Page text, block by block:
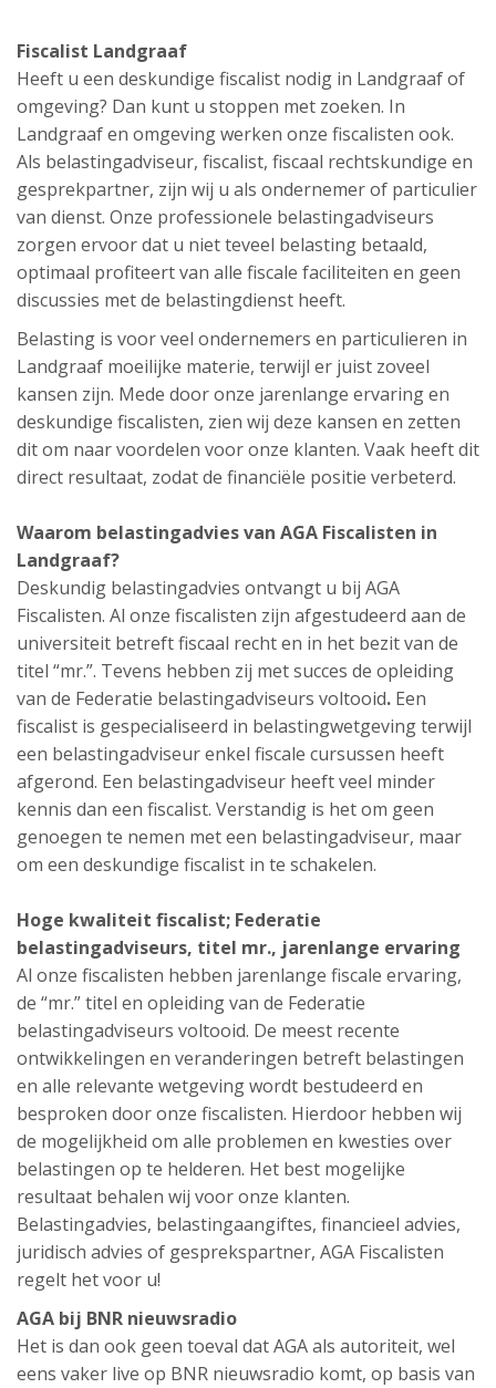
Fiscalist Landgraaf
Heeft u een deskundige fiscalist nodig in Landgraaf of
omgeving? Dan kunt u stoppen met zoeken. In
Landgraaf en omgeving werken onze fiscalisten ook.
Als belastingadviseur, fiscalist, fiscaal rechtskundige en
gesprekpartner, zijn wij u als ondernemer of particulier
van dienst. Onze professionele belastingadviseurs
zorgen ervoor dat u niet teveel belasting betaald,
optimaal profiteert van alle fiscale faciliteiten en geen
discussies met de belastingdienst heeft.
Belasting is voor veel ondernemers en particulieren in
Landgraaf moeilijke materie, terwijl er juist zoveel
kansen zijn. Mede door onze jarenlange ervaring en
deskundige fiscalisten, zien wij deze kansen en zetten
dit om naar voordelen voor onze klanten. Vaak heeft dit
direct resultaat, zodat de financiële positie verbeterd.
Waarom belastingadvies van AGA Fiscalisten in
Landgraaf?
Deskundig belastingadvies ontvangt u bij AGA
Fiscalisten. Al onze fiscalisten zijn afgestudeerd aan de
universiteit betreft fiscaal recht en in het bezit van de
titel “mr.”. Tevens hebben zij met succes de opleiding
van de Federatie belastingadviseurs voltooid. Een
fiscalist is gespecialiseerd in belastingwetgeving terwijl
een belastingadviseur enkel fiscale cursussen heeft
afgerond. Een belastingadviseur heeft veel minder
kennis dan een fiscalist. Verstandig is het om geen
genoegen te nemen met een belastingadviseur, maar
om een deskundige fiscalist in te schakelen.
Hoge kwaliteit fiscalist; Federatie
belastingadviseurs, titel mr., jarenlange ervaring
Al onze fiscalisten hebben jarenlange fiscale ervaring,
de “mr.” titel en opleiding van de Federatie
belastingadviseurs voltooid. De meest recente
ontwikkelingen en veranderingen betreft belastingen
en alle relevante wetgeving wordt bestudeerd en
besproken door onze fiscalisten. Hierdoor hebben wij
de mogelijkheid om alle problemen en kwesties over
belastingen op te helderen. Het best mogelijke
resultaat behalen wij voor onze klanten.
Belastingadvies, belastingaangiftes, financieel advies,
juridisch advies of gesprekspartner, AGA Fiscalisten
regelt het voor u!
AGA bij BNR nieuwsradio
Het is dan ook geen toeval dat AGA als autoriteit, wel
eens vaker live op BNR nieuwsradio komt, op basis van